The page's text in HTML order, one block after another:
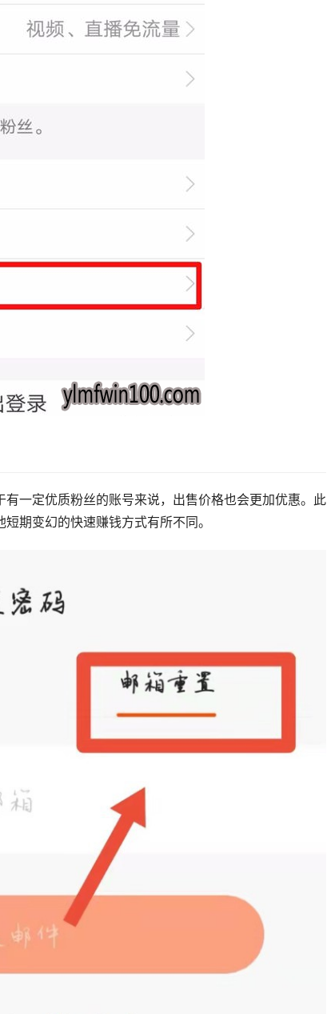
一定优质粉丝的账号来说，出售价格也会更加优惠。此
期变幻的快速赚钱方式有所不同。